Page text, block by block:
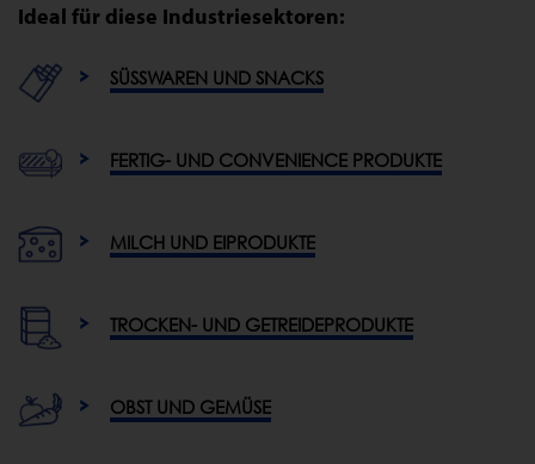
Ideal für diese Industriesektoren:
SÜSSWAREN UND SNACKS
FERTIG- UND CONVENIENCE PRODUKTE
MILCH UND EIPRODUKTE
TROCKEN- UND GETREIDEPRODUKTE
OBST UND GEMÜSE